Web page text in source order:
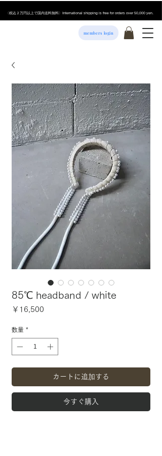
​〈税込２万円以上で国内送料無料〉International shipping is free for orders over 50,000 yen.
members login
85℃ headband / white
￥16,500
数量 *
カートに追加する
今すぐ購入